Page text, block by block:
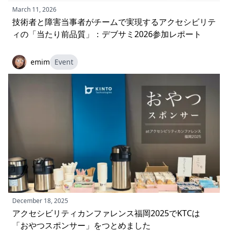
March 11, 2026
技術者と障害当事者がチームで実現するアクセシビリテ
ィの「当たり前品質」：デブサミ2026参加レポート
emim Event
December 18, 2025
アクセシビリティカンファレンス福岡2025でKTCは
「おやつスポンサー」をつとめました